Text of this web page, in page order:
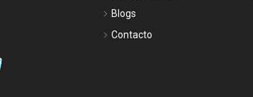
Blogs
Contacto